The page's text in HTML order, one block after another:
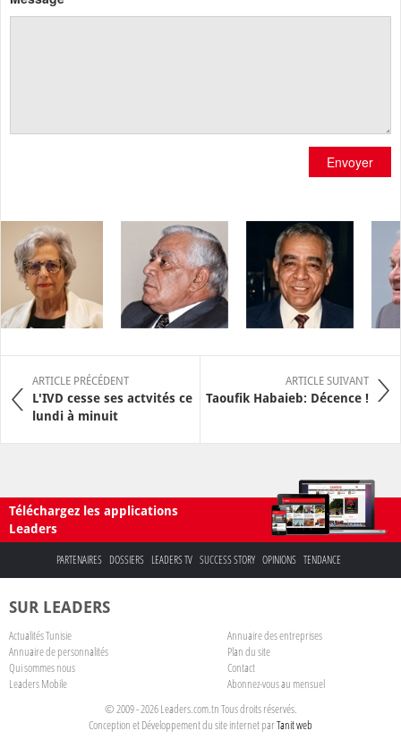
Envoyer
ARTICLE PRÉCÉDENT
L'IVD cesse ses actvités ce
lundi à minuit
ARTICLE SUIVANT
Taoufik Habaieb: Décence !
Téléchargez les applications
Leaders
PARTENAIRES DOSSIERS LEADERS TV SUCCESS STORY OPINIONS TENDANCE
SUR LEADERS
Actualités Tunisie
Annuaire des entreprises
Annuaire de personnalités
Plan du site
Qui sommes nous
Contact
Leaders Mobile
Abonnez-vous au mensuel
© 2009 - 2026 Leaders.com.tn Tous droits réservés.
Conception et Développement du site internet parTanit web